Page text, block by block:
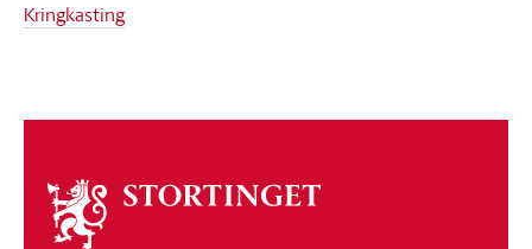
Kringkasting
Om
stortinget